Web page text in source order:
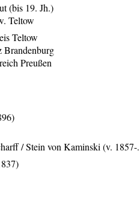
(bis 19. Jh.)
Teltow
Teltow
Brandenburg
Preußen
/ Stein von Kaminski (v. 1857-